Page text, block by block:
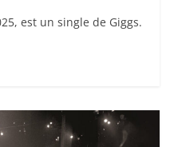
est un single de Giggs.